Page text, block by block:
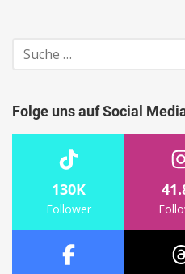
Suche
nach:
Folge uns auf Social
130K
Follower